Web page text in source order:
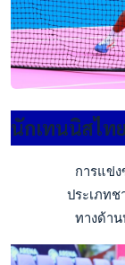
นักเทนนิสไท
การแข่
ประเภท
ทางด้า